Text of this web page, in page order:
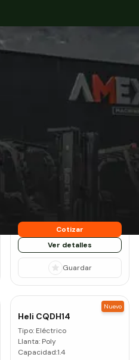
para Pasillos
nuevos
CQDH12
Llanta:
Cotizar
Ver detalles
Guardar
Nuevo
Heli CQDH14
Tipo: Eléctrico
Llanta: Poly
Capacidad:1.4
Nuevo